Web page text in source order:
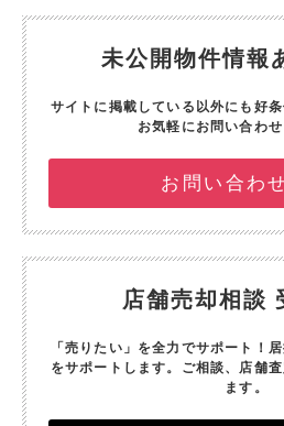
未公開物件情報
サイトに掲載している以外にも好
お気軽にお問い合わせ
お問い合わ
店舗売却相談
「売りたい」を全力でサポート！
をサポートします。 ご相談、店舗
ます。